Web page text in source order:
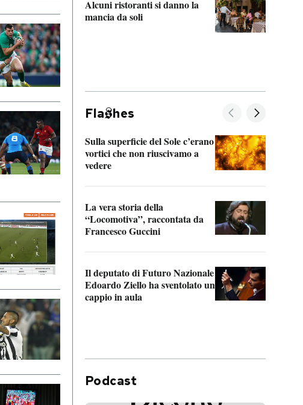
Alcuni ristoranti si danno la
mancia da soli
Fla hes
Sulla superficie del Sole c’erano
vortici che non riuscivamo a
vedere
La vera storia della
“Locomotiva”, raccontata da
Francesco Guccini
Il deputato di Futuro Nazionale
Edoardo Ziello ha sventolato un
cappio in aula
Podcast